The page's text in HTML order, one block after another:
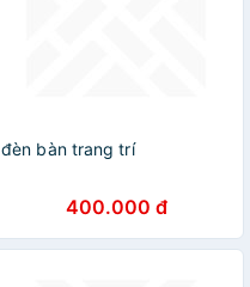
đèn bàn trang trí
400.000 đ